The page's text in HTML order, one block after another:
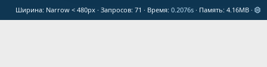
S
Ширина Запросов 71 Время 0.2076s Память 4.16MB